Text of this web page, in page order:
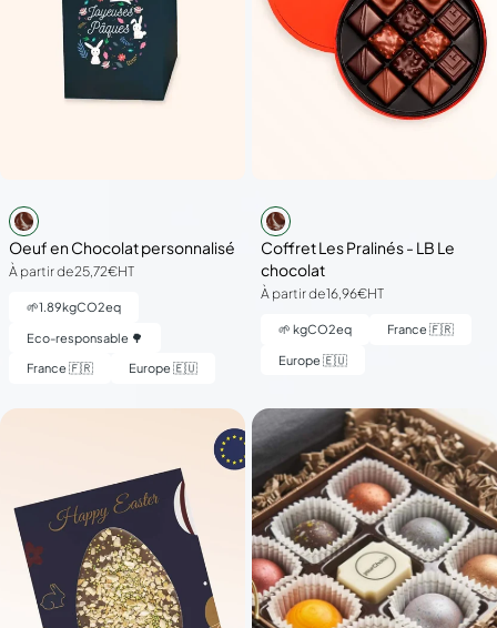
Oeuf en Chocolat personnalisé
À partir de25,72€HT
🌱1.89kgCO2eq
Eco-responsable 🌳
France 🇫🇷 Europe 🇪🇺
Coffret Les Pralinés - LB Le
chocolat
À partir de16,96€HT
🌱kgCO2eq France 🇫🇷
Europe 🇪🇺